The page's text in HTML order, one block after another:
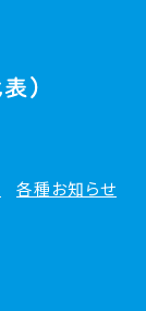
各種お知らせ